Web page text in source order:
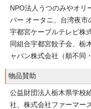
NPO法人うつのみやオリ
パー オータニ、台湾夜市
宇都宮ケーブルテレビ株
同組合宇都宮餃子会、栃
ャパン株式会社（順不同
物品賛助
公益財団法人栃木県学校
社、株式会社ファーマー